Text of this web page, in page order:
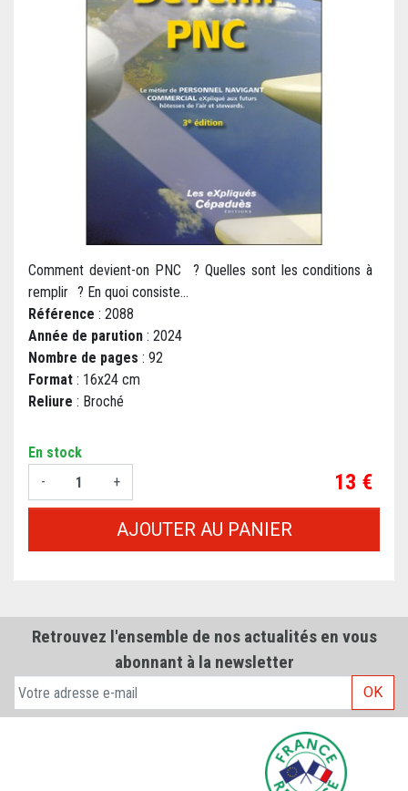
Comment devient-on PNC ? Quelles sont les conditions à
remplir ? En quoi consiste...
Référence : 2088
Année de parution : 2024
Nombre de pages : 92
Format : 16x24 cm
Reliure : Broché
En stock
-
+ Prix
13 €
AJOUTER AU PANIER
Retrouvez l'ensemble de nos actualités en vous
abonnant à la newsletter
OK